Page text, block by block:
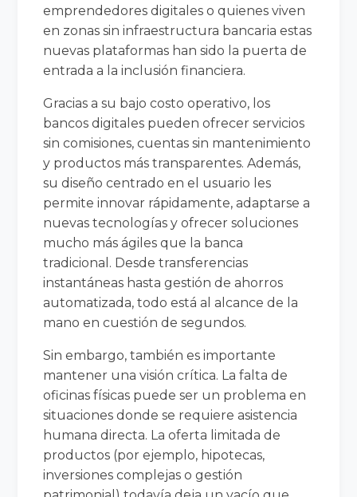
emprendedores digitales o quienes viven
en zonas sin infraestructura bancaria estas
nuevas plataformas han sido la puerta de
entrada a la inclusión financiera.
Gracias a su bajo costo operativo, los
bancos digitales pueden ofrecer servicios
sin comisiones, cuentas sin mantenimiento
y productos más transparentes. Además,
su diseño centrado en el usuario les
permite innovar rápidamente, adaptarse a
nuevas tecnologías y ofrecer soluciones
mucho más ágiles que la banca
tradicional. Desde transferencias
instantáneas hasta gestión de ahorros
automatizada, todo está al alcance de la
mano en cuestión de segundos.
Sin embargo, también es importante
mantener una visión crítica. La falta de
oficinas físicas puede ser un problema en
situaciones donde se requiere asistencia
humana directa. La oferta limitada de
productos (por ejemplo, hipotecas,
inversiones complejas o gestión